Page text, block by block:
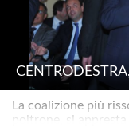
La coalizione più
poltrone, si